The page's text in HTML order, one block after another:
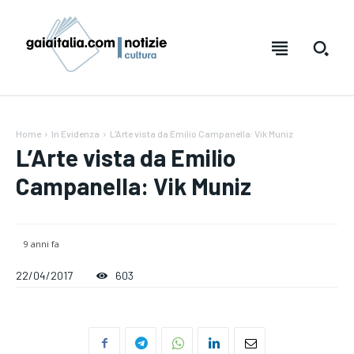
Home In Evidenza L'Arte vista da Emilio Campanella: Vik Muniz
L’Arte vista da Emilio
Campanella: Vik Muniz
9 anni fa
22/04/2017 603